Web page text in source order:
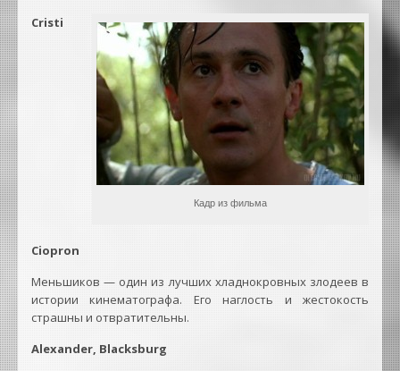
Кадр из фильма
Cristi
Ciopron
Меньшиков — один из лучших хладнокровных злодеев в
истории кинематографа. Его наглость и жестокость
страшны и отвратительны.
Alexander, Blacksburg